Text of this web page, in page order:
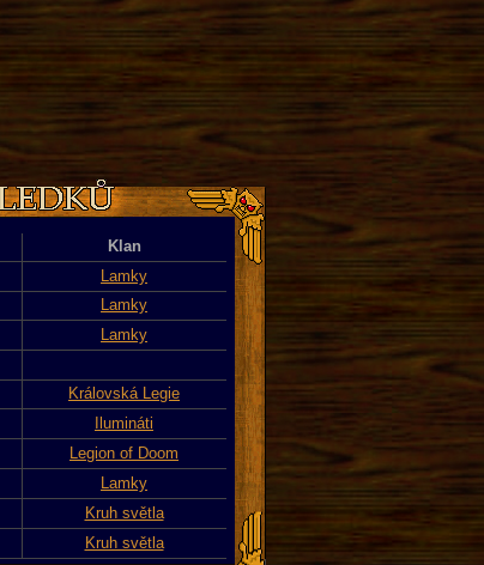
Klan
Lamky
Lamky
Lamky
Královská Legie
Ilumináti
Legion of Doom
Lamky
Kruh světla
Kruh světla